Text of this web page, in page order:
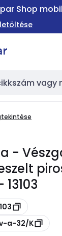
Shop
-
a-32/K